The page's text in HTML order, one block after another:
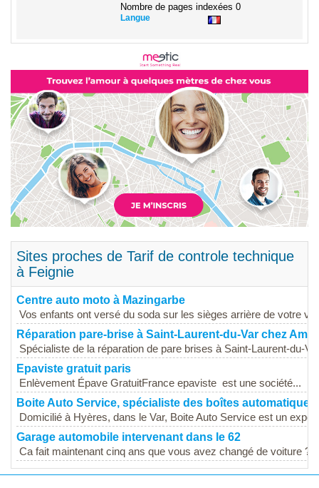
Nombre de pages indexées 0
Langue
Sites proches de Tarif de controle technique
à Feignie
Centre auto moto à Mazingarbe
Vos enfants ont versé du soda sur les sièges arrière de votre
Réparation pare-brise à Saint-Laurent-du-Var chez
Spécialiste de la réparation de pare brises à Saint-Laurent-du-
Epaviste gratuit paris
Enlèvement Épave GratuitFrance epaviste est une société...
Boite Auto Service, spécialiste des boîtes automatiques
Domicilié à Hyères, dans le Var, Boite Auto Service est un
Garage automobile intervenant dans le 62
Ca fait maintenant cinq ans que vous avez changé de voiture ?